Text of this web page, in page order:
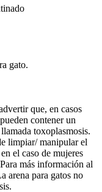
gato.
que, en casos
contener un
toxoplasmosis.
limpiar/ manipular el
el caso de mujeres
más información al
arena para gatos no